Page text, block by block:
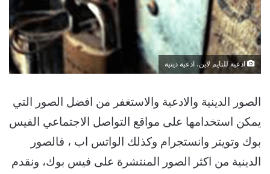
ادعية للتايم لاين، ادعية دينية
الصور الدينية والادعية والاستغفر من افضل الصور التي
يمكن استخدامها على مواقع التواصل الاجتماعي الفيس
بوك وتويتر وانستجرام وكذلك الواتس اب ، فالصور
الدينية من اكثر الصور المنتشرة على فيس بوك، ونقدم